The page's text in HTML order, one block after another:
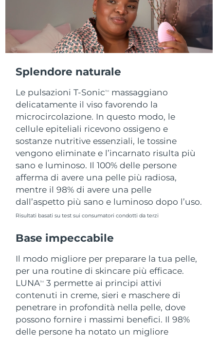
Splendore naturale
Le pulsazioni T-SonicTM
massaggiano
delicatamente il viso favorendo la
microcircolazione. In questo modo, le
cellule epiteliali ricevono ossigeno e
sostanze nutritive essenziali, le tossine
vengono eliminate e l’incarnato risulta più
sano e luminoso. Il 100% delle persone
afferma di avere una pelle più radiosa,
mentre il 98% di avere una pelle
dall’aspetto più sano e luminoso dopo l’uso.
Risultati basati su test sui consumatori condotti da terzi
Base impeccabile
Il modo migliore per preparare la tua pelle,
per una routine di skincare più efficace.
LUNATM
3 permette ai principi attivi
contenuti in creme, sieri e maschere di
penetrare in profondità nella pelle, dove
possono fornire i massimi benefici. Il 98%
delle persone ha notato un migliore